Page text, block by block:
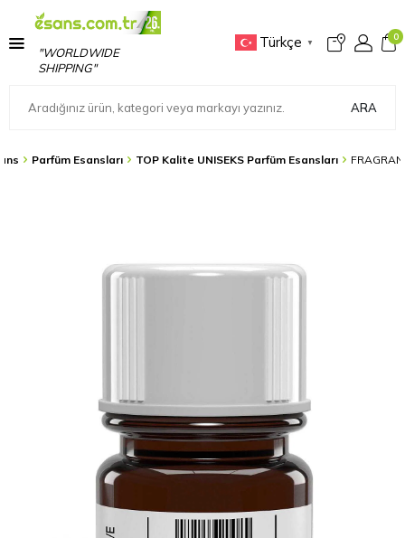
"WORLDWIDE
SHIPPING"
Türkçe ▼
0
ARA
Parfüm Esansları TOP Kalite UNISEKS Parfüm Esansları